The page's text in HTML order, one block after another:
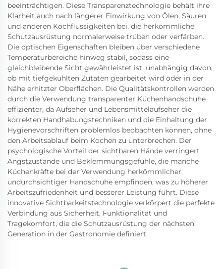
beeinträchtigen. Diese Transparenztechnologie behält ihre
Klarheit auch nach längerer Einwirkung von Ölen, Säuren
und anderen Kochflüssigkeiten bei, die herkömmliche
Schutzausrüstung normalerweise trüben oder verfärben.
Die optischen Eigenschaften bleiben über verschiedene
Temperaturbereiche hinweg stabil, sodass eine
gleichbleibende Sicht gewährleistet ist, unabhängig davon,
ob mit tiefgekühlten Zutaten gearbeitet wird oder in der
Nähe erhitzter Oberflächen. Die Qualitätskontrollen werden
durch die Verwendung transparenter Küchenhandschuhe
effizienter, da Aufseher und Lebensmittelaufseher die
korrekten Handhabungstechniken und die Einhaltung der
Hygienevorschriften problemlos beobachten können, ohne
den Arbeitsablauf beim Kochen zu unterbrechen. Der
psychologische Vorteil der sichtbaren Hände verringert
Angstzustände und Beklemmungsgefühle, die manche
Küchenkräfte bei der Verwendung herkömmlicher,
undurchsichtiger Handschuhe empfinden, was zu höherer
Arbeitszufriedenheit und besserer Leistung führt. Diese
innovative Sichtbarkeitstechnologie verkörpert die perfekte
Verbindung aus Sicherheit, Funktionalität und
Tragekomfort, die die Schutzausrüstung der nächsten
Generation in der Gastronomie definiert.